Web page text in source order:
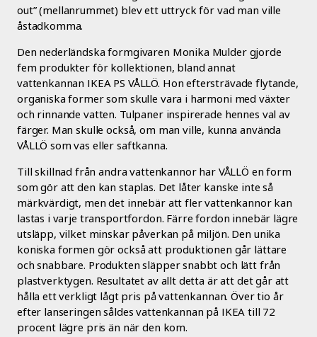
out” (mellanrummet) blev ett uttryck för vad man ville
åstadkomma.
Den nederländska formgivaren Monika Mulder gjorde
fem produkter för kollektionen, bland annat
vattenkannan IKEA PS VÅLLÖ. Hon eftersträvade flytande,
organiska former som skulle vara i harmoni med växter
och rinnande vatten. Tulpaner inspirerade hennes val av
färger. Man skulle också, om man ville, kunna använda
VÅLLÖ som vas eller saftkanna.
Till skillnad från andra vattenkannor har VÅLLÖ en form
som gör att den kan staplas. Det låter kanske inte så
märkvärdigt, men det innebär att fler vattenkannor kan
lastas i varje transportfordon. Färre fordon innebär lägre
utsläpp, vilket minskar påverkan på miljön. Den unika
koniska formen gör också att produktionen går lättare
och snabbare. Produkten släpper snabbt och lätt från
plastverktygen. Resultatet av allt detta är att det går att
hålla ett verkligt lågt pris på vattenkannan. Över tio år
efter lanseringen såldes vattenkannan på IKEA till 72
procent lägre pris än när den kom.